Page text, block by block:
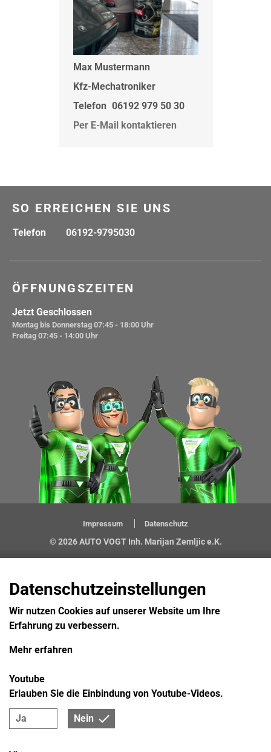
Max Mustermann
Kfz-Mechatroniker
Telefon 06192 979 50 30
Per E-Mail kontaktieren
SO ERREICHEN SIE UNS
Telefon 06192-9795030
ÖFFNUNGSZEITEN
Jetzt Geschlossen
Montag bis Donnerstag 07:45 - 18:00 Uhr
Freitag 07:45 - 14:00 Uhr
Impressum Datenschutz
© 2026 AUTO VOGT Inh. Marijan Zemljic e.K.
Datenschutzeinstellungen
Wir nutzen Cookies auf unserer Website um Ihre
Erfahrung zu verbessern.
Mehr erfahren
Ja Nein
Youtube
Erlauben Sie die Einbindung von Youtube-Videos.